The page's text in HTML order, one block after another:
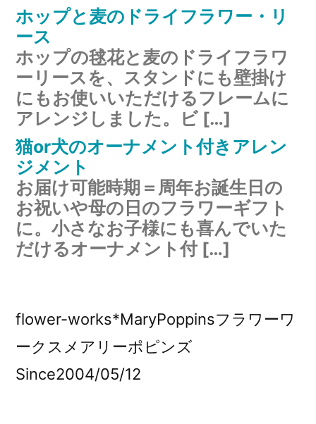
ホップと麦のドライフラワー・リ
ース
ホップの毬花と麦のドライフラワ
ーリースを、スタンドにも壁掛け
にもお使いいただけるフレームに
アレンジしました。ビ […]
猫or犬のオーナメント付きアレン
ジメント
お届け可能時期＝周年お誕生日の
お祝いや母の日のフラワーギフト
に。小さなお子様にも喜んでいた
だけるオーナメント付 […]
flower-works*MaryPoppinsフラワーワ
ークスメアリーポピンズ
Since2004/05/12